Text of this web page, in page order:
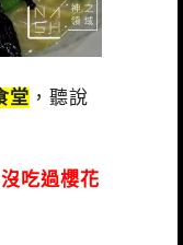
堂 ，聽說
沒吃過櫻花